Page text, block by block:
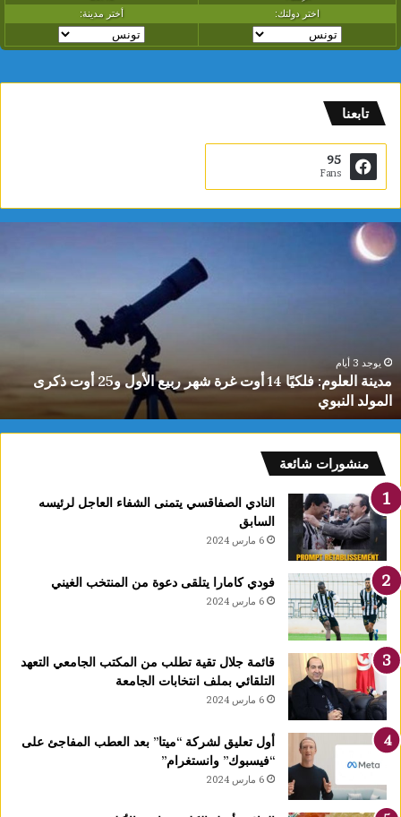
تابعنا
95
Fans
مدينة
العلوم:
فلكيًا
ربيع
الأول
و25
أوت
ذكرى
المولد
النبوي
يوجد 3 أيام
مدينة العلوم: فلكيًا 14 أوت غرة شهر ربيع الأول و25 أوت ذكرى
المولد النبوي
منشورات شائعة
النادي الصفاقسي يتمنى الشفاء العاجل لرئيسه
السابق
6 مارس 2024
فودي كامارا يتلقى دعوة من المنتخب الغيني
6 مارس 2024
قائمة جلال تقية تطلب من المكتب الجامعي التعهد
التلقائي بملف انتخابات الجامعة
6 مارس 2024
أول تعليق لشركة “ميتا” بعد العطب المفاجئ على
“فيسبوك” وانستغرام”
6 مارس 2024